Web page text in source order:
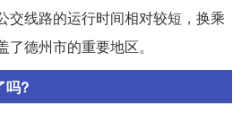
交线路的运行时间相对较短，换乘
德州市的重要地区。
吗?